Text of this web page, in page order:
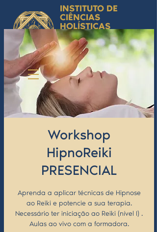
INSTITUTO DE
CIÊNCIAS
HOLÍSTICAS
by Isabel Valente Gomes
Ciência Simbólica
Aplicada e
Desenvolvimento
Humano
Workshop
HipnoReiki
PRESENCIAL
Aprenda a aplicar técnicas de Hipnose
ao Reiki e potencie a sua terapia.
Necessário ter iniciação ao Reiki (nível I) .
Aulas ao vivo com a formadora.